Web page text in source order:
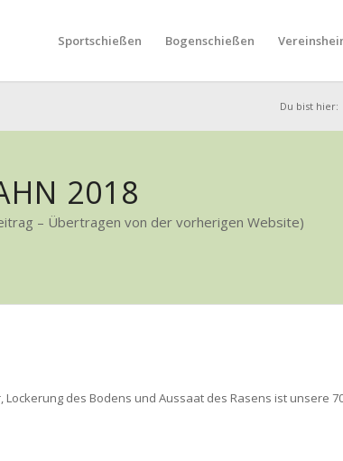
Sportschießen Bogenschießen
Du bist hier:
2018
– Übertragen von der vorherigen Website)
des Bodens und Aussaat des Rasens ist unsere